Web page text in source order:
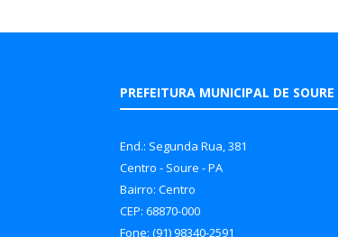
PREFEITURA MUNICIPAL DE SOURE
End.: Segunda Rua, 381
Centro - Soure - PA
Bairro: Centro
CEP: 68870-000
Fone: (91) 98340-2591